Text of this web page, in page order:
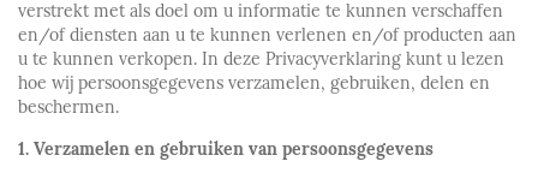
verstrekt met als doel om u informatie te kunnen verschaffen
en/of diensten aan u te kunnen verlenen en/of producten aan
u te kunnen verkopen. In deze Privacyverklaring kunt u lezen
hoe wij persoonsgegevens verzamelen, gebruiken, delen en
beschermen.
1. Verzamelen en gebruiken van persoonsgegevens